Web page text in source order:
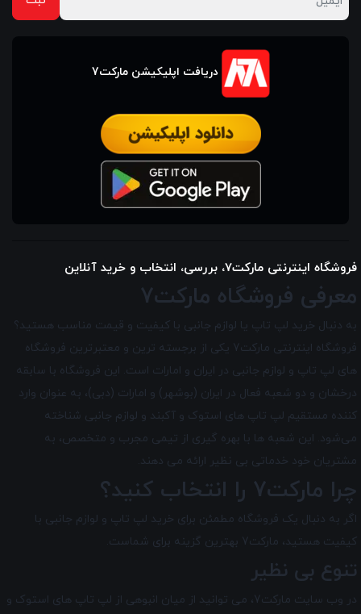
دریافت اپلیکیشن مارکت7
فروشگاه اینترنتی مارکت7، بررسی، انتخاب و خرید آنلاین
معرفی فروشگاه مارکت7
به دنبال خرید لپ تاپ یا لوازم جانبی با کیفیت و قیمت مناسب هستید؟
فروشگاه اینترنتی مارکت7 یکی از برجسته ترین و معتبرترین فروشگاه
های لپ تاپ و لوازم جانبی در ایران و امارات است. این فروشگاه با سابقه
درخشان و دو شعبه فعال در ایران (بوشهر) و امارات (دبی)، به عنوان وارد
کننده مستقیم لپ تاپ های استوک و آکبند و لوازم جانبی شناخته
می‌شود. این شعبه ها با بهره گیری از تیمی مجرب و متخصص، به
مشتریان خود خدماتی بی نظیر ارائه می دهند.
چرا مارکت7 را انتخاب کنید؟
اگر به دنبال یک فروشگاه مطمئن برای خرید لپ تاپ و لوازم جانبی با
کیفیت هستید، مارکت7 بهترین گزینه برای شماست.
تنوع بی نظیر
در وب سایت مارکت7، می توانید از میان انبوهی از لپ تاپ های استوک و